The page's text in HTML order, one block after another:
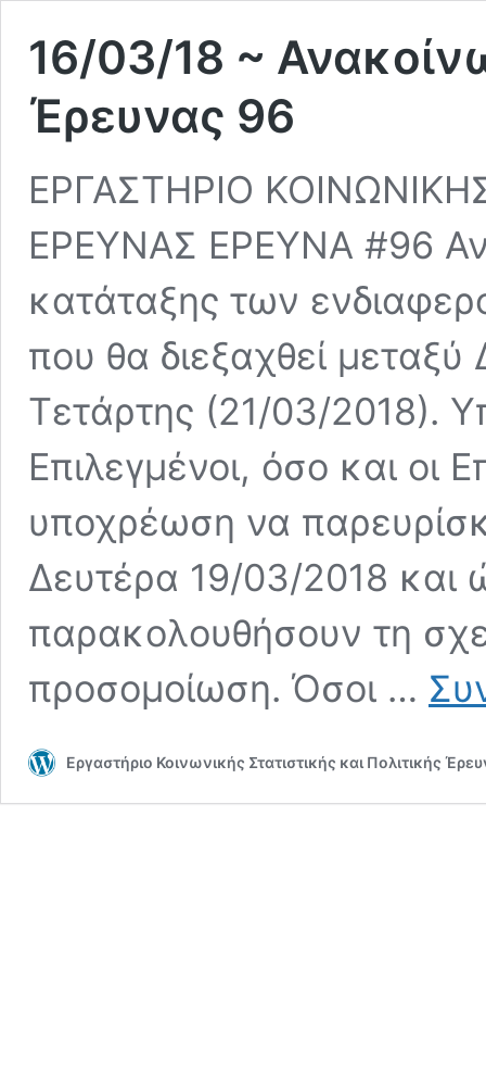
16/03/18 ~
Έρευνας 96
ΕΡΓΑΣΤΗΡΙΟ
ΕΡΕΥΝΑΣ ΕΡΕΥΝΑ #96
κατάταξης των
που θα διεξαχθεί
Τετάρτης (21/03/2018).
Επιλεγμένοι, όσο και οι
υποχρέωση να
Δευτέρα 19/03/2018 και
παρακολουθήσουν τη
προσομοίωση. Όσοι …
Εργαστήριο Κοινωνικής Στατιστικής και Πολιτικής